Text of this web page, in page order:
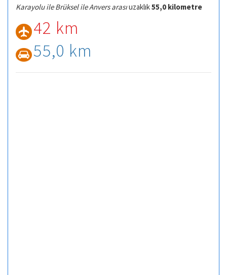
Karayolu ile Brüksel ile Anvers arasıuzaklık55,0 kilometre
42 km
55,0 km